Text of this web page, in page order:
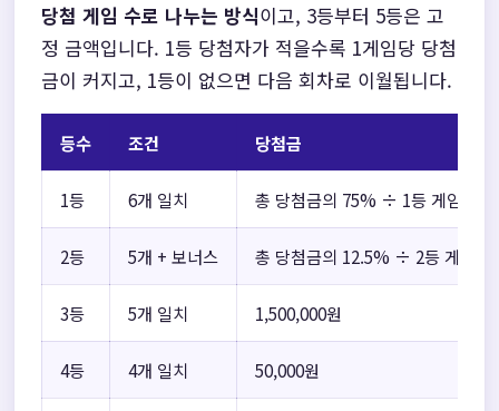
당첨 게임 수로 나누는 방식이고, 3등부터 5등은 고
정 금액입니다. 1등 당첨자가 적을수록 1게임당 당첨
금이 커지고, 1등이 없으면 다음 회차로 이월됩니다.
등수 조건 당첨금
1등 6개 일치 총 당첨금의 75% ÷ 1등 게임 수
2등 5개 + 보너스 총 당첨금의 12.5% ÷ 2등 게임 수
3등 5개 일치 1,500,000원
4등 4개 일치 50,000원